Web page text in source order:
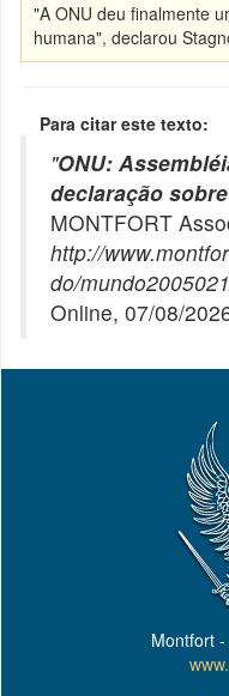
"A ONU deu finalmente
humana", declarou
Para citar este texto:
"ONU:
declaração
MONTFORT
http://
do/
Online, 07/08/
Montfort